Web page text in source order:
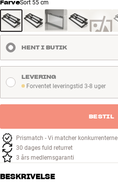
Byg med Lyd
FarveSort 55 cm
HENT I BUTIK
Forventet leveringstid 3-8 uger
Forventet leveringstid 3-8 uger
LEVERING
BESTIL
Prismatch - Vi matcher konkurrenterne
30 dages fuld returret
3 års medlemsgaranti
BESKRIVELSE